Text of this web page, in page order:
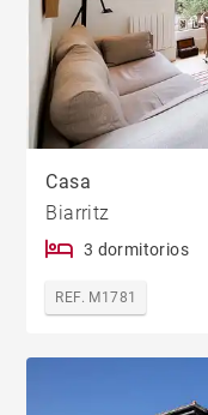
Casa
Biarritz
3 dormitorios
REF. M1781